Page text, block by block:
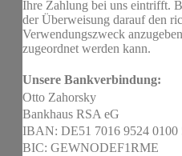
Ihre Zahlung bei uns eintrifft.
der Überweisung darauf den
Verwendungszweck
zugeordnet werden kann.
Unsere Bankverbindung:
Otto Zahorsky
Bankhaus RSA eG
IBAN: DE51 7016 9524 0100
BIC: GEWNODEF1RME